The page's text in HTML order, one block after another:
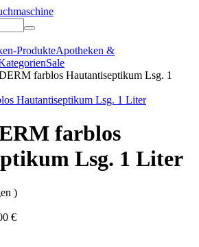
ProdukteApotheken &
Sale
farblos Hautantiseptikum Lsg. 1
farblos
Lsg. 1 Liter
)
€